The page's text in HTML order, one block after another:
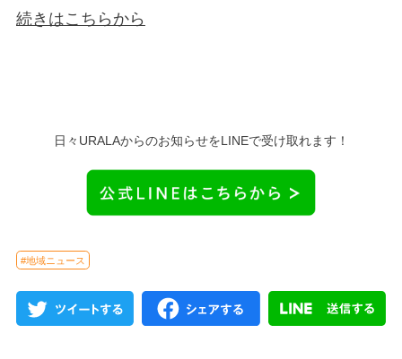
続きはこちらから
日々URALAからのお知らせをLINEで受け取れます！
#地域ニュース